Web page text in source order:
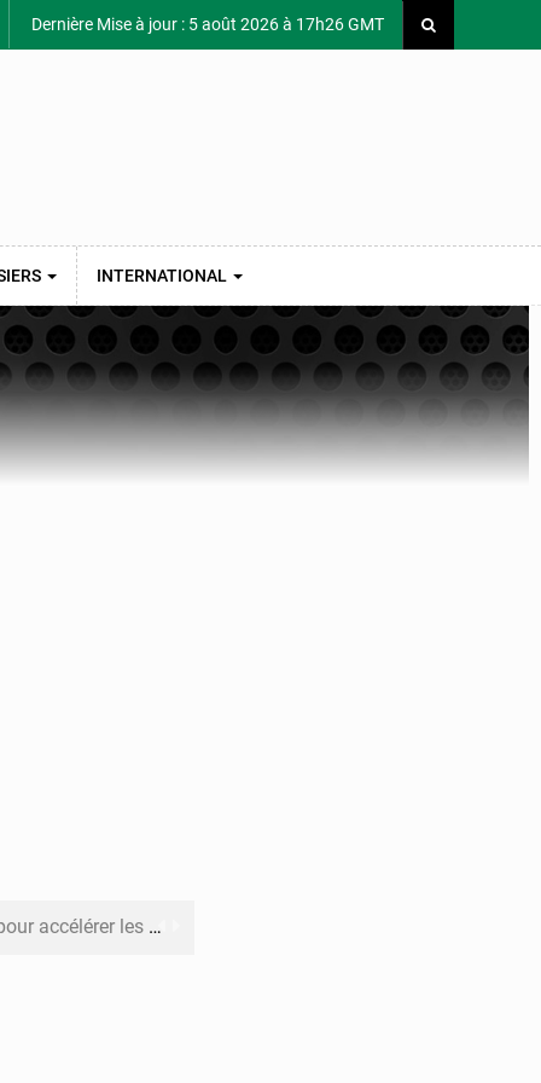
Dernière Mise à jour : 5 août 2026 à 17h26 GMT
INTERNATIONAL
les investissements
arrêté à Brazzaville